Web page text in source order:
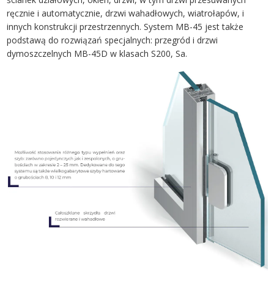
ręcznie i automatycznie, drzwi wahadłowych, wiatrołapów, i
innych konstrukcji przestrzennych. System MB-45 jest także
podstawą do rozwiązań specjalnych: przegród i drzwi
dymoszczelnych MB-45D w klasach S200, Sa.